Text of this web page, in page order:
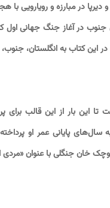
در مبارزه و رویارویی با
جنوب در آغاز جنگ جهانی
این کتاب به انگلستان،
این بار از این قالب برای
سال‌های پایانی عمر او
خان جنگلی با عنوان «مردی